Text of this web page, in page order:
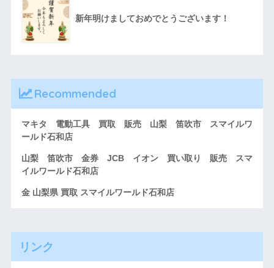
新年明けましておめでとうございます！
Recommended
マキタ 電動工具 買取 販売 山梨 笛吹市 スマイルワ
ールド石和店
山梨 笛吹市 金券 JCB イオン 買い取り 販売 スマ
イルワールド石和店
金 山梨県 買取 スマイルワールド石和店
リンク